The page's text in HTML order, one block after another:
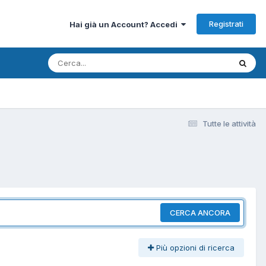
Hai già un Account? Accedi Registrati
Tutte le attività
CERCA ANCORA
Più opzioni di ricerca